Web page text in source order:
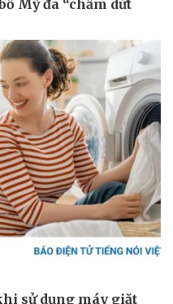
Thị trường
Giá vàng
Chứng khoán